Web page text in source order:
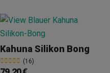
Kahuna Silikon Bong
(16)